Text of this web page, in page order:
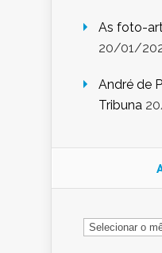
As foto-
20/01/
André de
Tribuna
Arquivo